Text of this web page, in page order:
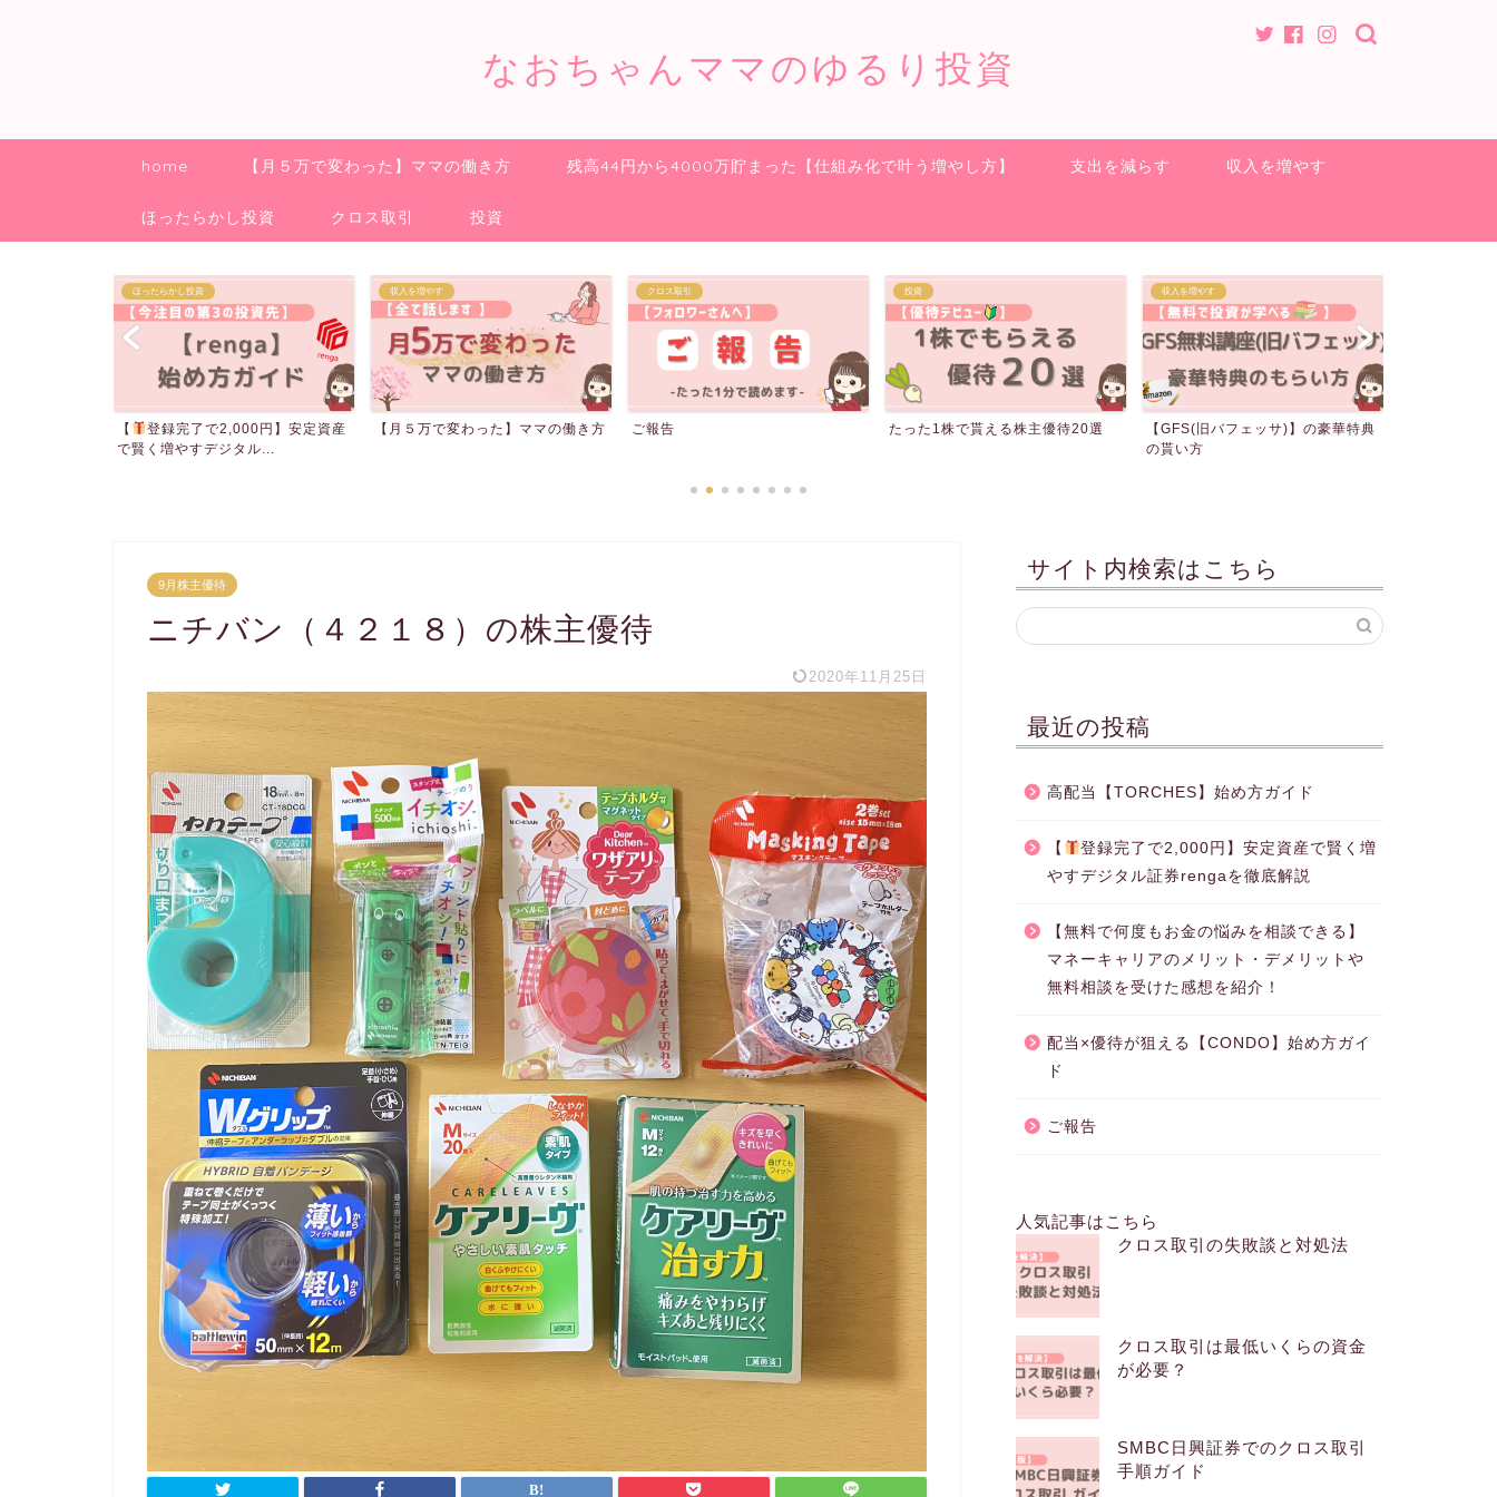
なおちゃんママのゆるり投資
home 【月５万で変わった】ママの働き方 残高44円から4000万貯まった【仕組み化で叶う増やし方】 支出を減らす 収入を増やす
ほったらかし投資 クロス取引 投資
収入を増やす
【月５万で変わった】ママの働き方
クロス取引
ご報告
投資
たった1株で貰える株主優待20選
収入を増やす
【GFS(旧バフェッサ)】の豪華特典
ポイ活
電気代が無料になる裏技
9月株主優待
ニチバン（４２１８）の株主優待
2020年11月25日
サイト内検索はこちら
最近の投稿
高配当【TORCHES】始め方ガイド
【
登録完了で2,000円】安定資産で賢く増
やすデジタル証券rengaを徹底解説
【無料で何度もお金の悩みを相談できる】
マネーキャリアのメリット・デメリットや
無料相談を受けた感想を紹介！
配当×優待が狙える【CONDO】始め方ガイ
ド
ご報告
人気記事はこちら
クロス取引の失敗談と対処法
クロス取引は最低いくらの資金
が必要？
SMBC日興証券でのクロス取引
手順ガイド